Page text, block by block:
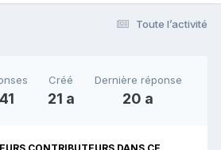
Toute l’activité
Créé
21 a
Dernière réponse
20 a